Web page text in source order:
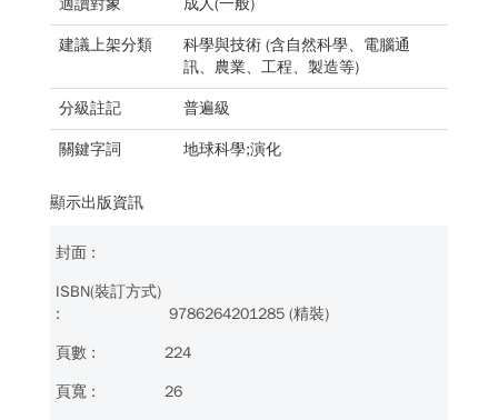
適讀對象 成人(一般)
建議上架分類
科學與技術 (含自然科學、電腦通
訊、農業、工程、製造等)
分級註記 普遍級
關鍵字詞 地球科學;演化
顯示出版資訊
9786264201285 (精裝)
224
26